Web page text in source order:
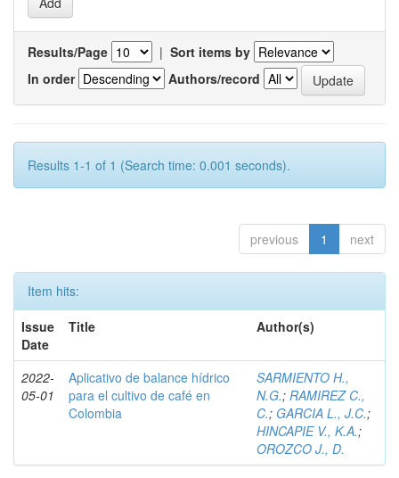
Results/Page | Sort items by
In order
Authors/record
Results 1-1 of 1 (Search time: 0.001 seconds).
previous 1 next
Item hits:
Issue
Date
Title Author(s)
2022-
05-01
Aplicativo de balance hídrico
para el cultivo de café en
Colombia
SARMIENTO H.,
N.G.; RAMIREZ C.,
C.; GARCIA L., J.C.;
HINCAPIE V., K.A.;
OROZCO J., D.